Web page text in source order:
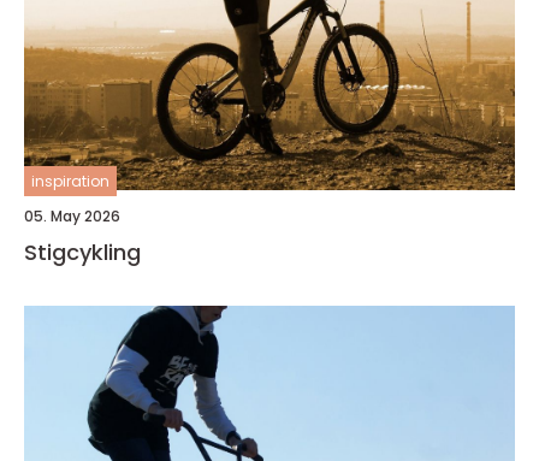
inspiration
05. May 2026
Stigcykling